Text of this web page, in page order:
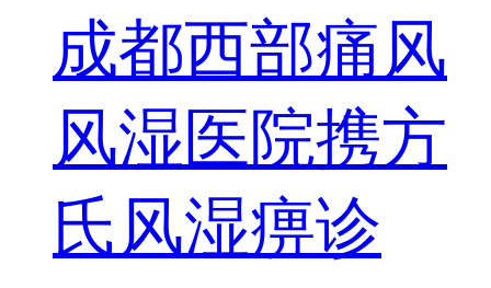
成都西部痛风
风湿医院携方
氏风湿痹诊